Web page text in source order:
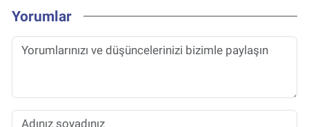
Yorumlar